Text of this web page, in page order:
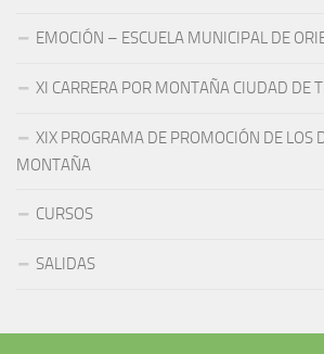
EMOCIÓN – ESCUELA MUNICIPAL DE
XI CARRERA POR MONTAÑA CIUDAD DE
XIX PROGRAMA DE PROMOCIÓN DE LOS
MONTAÑA
CURSOS
SALIDAS